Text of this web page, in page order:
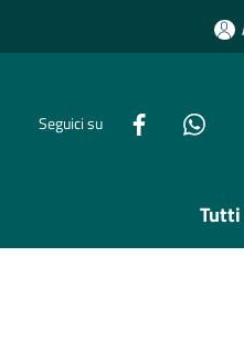
Seguici su